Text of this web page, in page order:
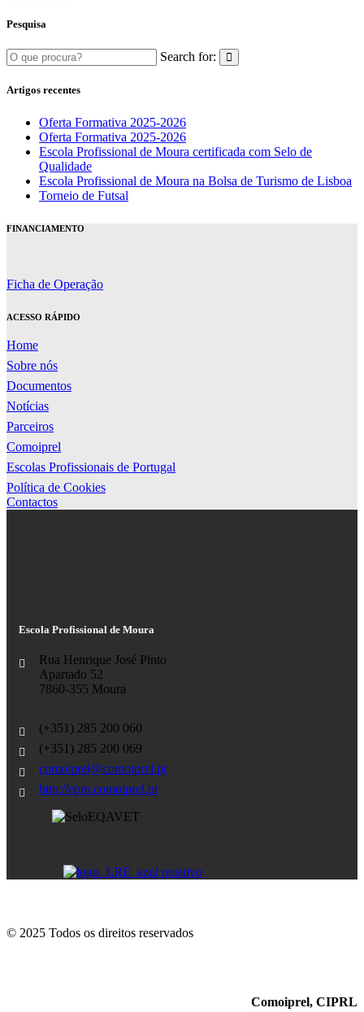
Pesquisa
Search for:
Artigos recentes
Oferta Formativa 2025-2026
Oferta Formativa 2025-2026
Escola Profissional de Moura certificada com Selo de
Qualidade
Escola Profissional de Moura na Bolsa de Turismo de Lisboa
Torneio de Futsal
FINANCIAMENTO
Ficha de Operação
ACESSO RÁPIDO
Home
Sobre nós
Documentos
Notícias
Parceiros
Comoiprel
Escolas Profissionais de Portugal
Política de Cookies
Contactos
Escola Profissional de Moura
Rua Henrique José Pinto
Apartado 52
7860-355 Moura
(+351) 285 200 060
(+351) 285 200 069
comoiprel@comoiprel.pt
http://epm.comoiprel.pt
© 2025 Todos os direitos reservados
Comoiprel, CIPRL